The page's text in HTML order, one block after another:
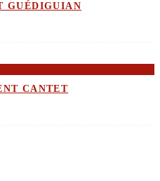
GUÉDIGUIAN
CANTET